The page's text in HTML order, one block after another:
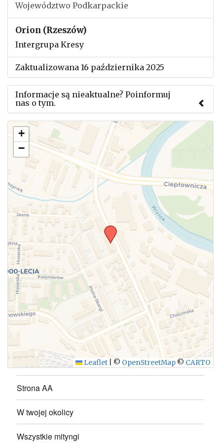
Województwo Podkarpackie
Orion (Rzeszów)
Intergrupa Kresy
Zaktualizowana 16 października 2025
Informacje są nieaktualne? Poinformuj
nas o tym.
Użyj tego formularza aby przesłać informację o
zmianach w powyższym mityngu.
WYŚLIJ
+
−
Leaflet © OpenStreetMap © CARTO
Strona AA
W twojej okolicy
Wszystkie mityngi